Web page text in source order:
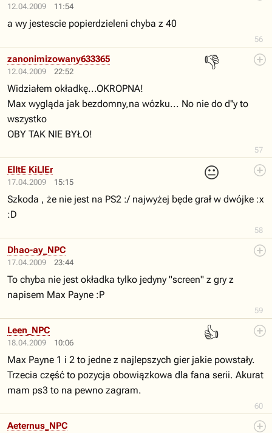
12.04.2009 11:54
56
a wy jestescie popierdzieleni chyba z 40
12.04.2009 22:52
👎
57
zanonimizowany633365
Widziałem okładkę...OKROPNA!
Max wygląda jak bezdomny,na wózku... No nie do d''y to
wszystko
OBY TAK NIE BYŁO!
17.04.2009 15:15
😐
58
ElItE KiLlEr
Szkoda , że nie jest na PS2 :/ najwyżej będe grał w dwójke :x
:D
17.04.2009 23:44
59
Dhao-ay_NPC
To chyba nie jest okładka tylko jedyny "screen" z gry z
napisem Max Payne :P
18.04.2009 10:06
👍
60
Leen_NPC
Max Payne 1 i 2 to jedne z najlepszych gier jakie powstały.
Trzecia część to pozycja obowiązkowa dla fana serii. Akurat
mam ps3 to na pewno zagram.
Aeternus_NPC